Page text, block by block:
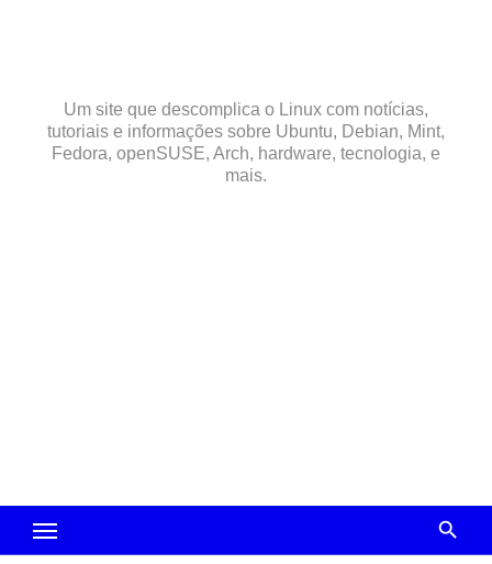
Um site que descomplica o Linux com notícias,
tutoriais e informações sobre Ubuntu, Debian, Mint,
Fedora, openSUSE, Arch, hardware, tecnologia, e
mais.